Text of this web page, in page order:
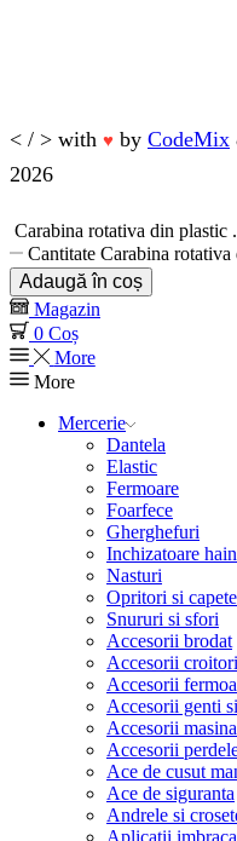
< / > with ♥ by CodeMix
2026
Carabina rotativa din plastic
Cantitate Carabina
Adaugă în coș
Magazin
0 Coș
More
More
Mercerie
Dantela
Elastic
Fermoare
Foarfece
Gherghefuri
Inchizatoare
Nasturi
Opritori si
Snururi si sfori
Accesorii brodat
Accesorii
Accesorii
Accesorii genti
Accesorii
Accesorii
Ace de cusut
Ace de siguranta
Andrele si
Aplicatii